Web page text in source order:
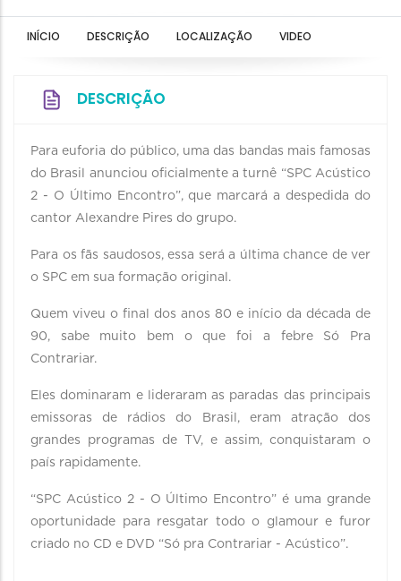
INÍCIO DESCRIÇÃO LOCALIZAÇÃO VIDEO
DESCRIÇÃO
Para euforia do público, uma das bandas mais famosas
do Brasil anunciou oficialmente a turnê “SPC Acústico
2 - O Último Encontro”, que marcará a despedida do
cantor Alexandre Pires do grupo.
Para os fãs saudosos, essa será a última chance de ver
o SPC em sua formação original.
Quem viveu o final dos anos 80 e início da década de
90, sabe muito bem o que foi a febre Só Pra
Contrariar.
Eles dominaram e lideraram as paradas das principais
emissoras de rádios do Brasil, eram atração dos
grandes programas de TV, e assim, conquistaram o
país rapidamente.
“SPC Acústico 2 - O Último Encontro” é uma grande
oportunidade para resgatar todo o glamour e furor
criado no CD e DVD “Só pra Contrariar - Acústico”.